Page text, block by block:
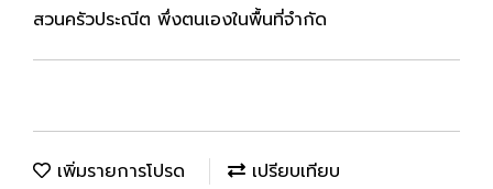
สวนครัวประณีต พึ่งตนเองในพื้นที่จำกัด
เพิ่มรายการโปรด
เปรียบเทียบ